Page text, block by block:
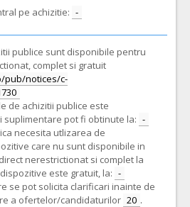
pe achizitie: -
publice sunt disponibile pentru
complet si gratuit
pub/notices/c-
de achizitii publice este
suplimentare pot fi obtinute la: -
necesita utlizarea de
care nu sunt disponibile in
nerestrictionat si complet la
este gratuit, la: -
se pot solicita clarificari inainte de
a ofertelor/candidaturilor 20 .